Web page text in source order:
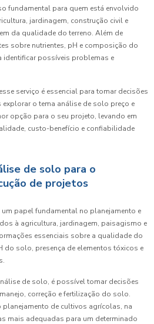
fundamental para quem está envolvido
jardinagem, construção civil e
da qualidade do terreno. Além de
sobre nutrientes, pH e composição do
identificar possíveis problemas e
serviço é essencial para tomar decisões
o tema análise de solo preço e
opção para o seu projeto, levando em
custo-benefício e confiabilidade
de solo para o
de projetos
papel fundamental no planejamento e
à agricultura, jardinagem, paisagismo e
essenciais sobre a qualidade do
do solo, presença de elementos tóxicos e
de solo, é possível tomar decisões
correção e fertilização do solo.
de cultivos agrícolas, na
mais adequadas para um determinado